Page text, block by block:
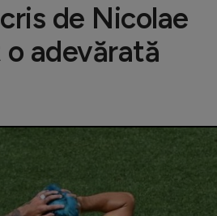
de Nicolae
adevărată